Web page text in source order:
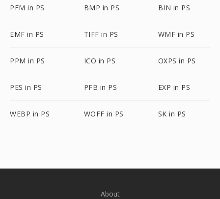
PFM in PS BMP in PS BIN in PS
EMF in PS TIFF in PS WMF in PS
PPM in PS ICO in PS OXPS in PS
PES in PS PFB in PS EXP in PS
WEBP in PS WOFF in PS SK in PS
About